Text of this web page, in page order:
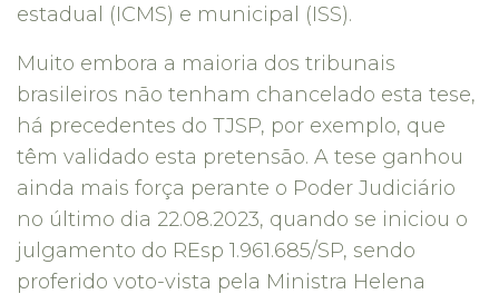
estadual (ICMS) e municipal (ISS).
Muito embora a maioria dos tribunais
brasileiros não tenham chancelado esta tese,
há precedentes do TJSP, por exemplo, que
têm validado esta pretensão. A tese ganhou
ainda mais força perante o Poder Judiciário
no último dia 22.08.2023, quando se iniciou o
julgamento do REsp 1.961.685/SP, sendo
proferido voto-vista pela Ministra Helena